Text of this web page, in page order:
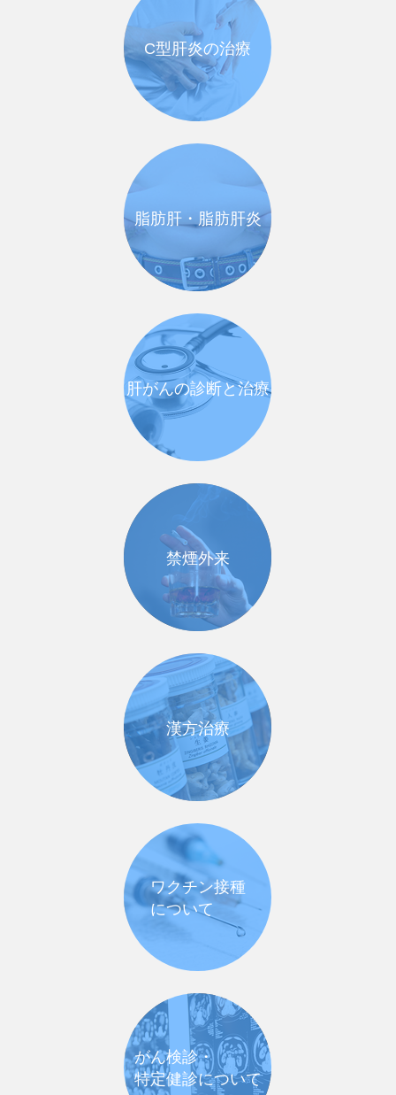
C型肝炎の治療
脂肪肝・脂肪肝炎
肝がんの診断と治療
禁煙外来
漢方治療
ワクチン接種
について
がん検診・
特定健診について